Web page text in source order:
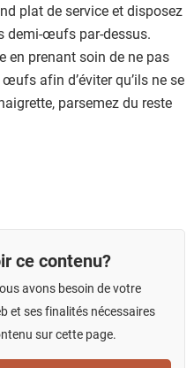
plat de service et disposez
demi-œufs par-dessus.
en prenant soin de ne pas
afin d’éviter qu’ils ne se
parsemez du reste
ce contenu?
avons besoin de votre
et ses finalités nécessaires
sur cette page.